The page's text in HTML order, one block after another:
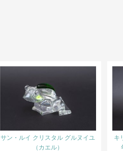
サン・ルイ クリスタル グルヌイユ
（カエル）
キ